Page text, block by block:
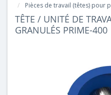
Pièces de travail (têtes) pour
TÊTE / UNITÉ DE
GRANULÉS PRIME-400